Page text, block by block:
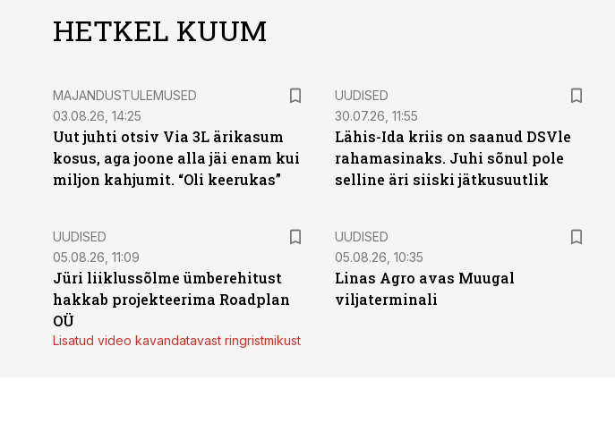
HETKEL KUUM
MAJANDUSTULEMUSED
03.08.26, 14:25
Uut juhti otsiv Via 3L ärikasum
kosus, aga joone alla jäi enam kui
miljon kahjumit. “Oli keerukas”
UUDISED
30.07.26, 11:55
Lähis-Ida kriis on saanud DSVle
rahamasinaks. Juhi sõnul pole
selline äri siiski jätkusuutlik
UUDISED
05.08.26, 11:09
Jüri liiklussõlme ümberehitust
hakkab projekteerima Roadplan
OÜ
Lisatud video kavandatavast ringristmikust
UUDISED
05.08.26, 10:35
Linas Agro avas Muugal
viljaterminali